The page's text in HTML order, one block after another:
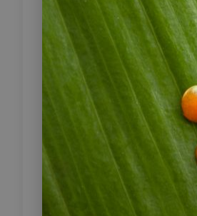
Volcán –
Bocas del
Nach dem Frühstück 3
Fahrt über die
Talamanca und danach
Karibikküste und durch
wechselnde Vegetation
Almirante. Kurz vor
besuchen Sie die
Farm, eine organische